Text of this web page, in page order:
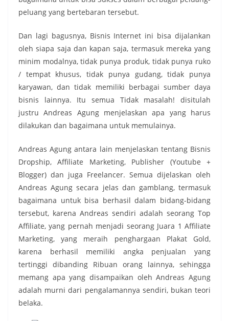
peluang yang bertebaran tersebut.
Dan lagi bagusnya, Bisnis Internet ini bisa dijalankan
oleh siapa saja dan kapan saja, termasuk mereka yang
minim modalnya, tidak punya produk, tidak punya ruko
/ tempat khusus, tidak punya gudang, tidak punya
karyawan, dan tidak memiliki berbagai sumber daya
bisnis lainnya. Itu semua Tidak masalah! disitulah
justru Andreas Agung menjelaskan apa yang harus
dilakukan dan bagaimana untuk memulainya.
Andreas Agung antara lain menjelaskan tentang Bisnis
Dropship, Affiliate Marketing, Publisher (Youtube +
Blogger) dan juga Freelancer. Semua dijelaskan oleh
Andreas Agung secara jelas dan gamblang, termasuk
bagaimana untuk bisa berhasil dalam bidang-bidang
tersebut, karena Andreas sendiri adalah seorang Top
Affiliate, yang pernah menjadi seorang Juara 1 Affiliate
Marketing, yang meraih penghargaan Plakat Gold,
karena berhasil memiliki angka penjualan yang
tertinggi dibanding Ribuan orang lainnya, sehingga
memang apa yang disampaikan oleh Andreas Agung
adalah murni dari pengalamannya sendiri, bukan teori
belaka.